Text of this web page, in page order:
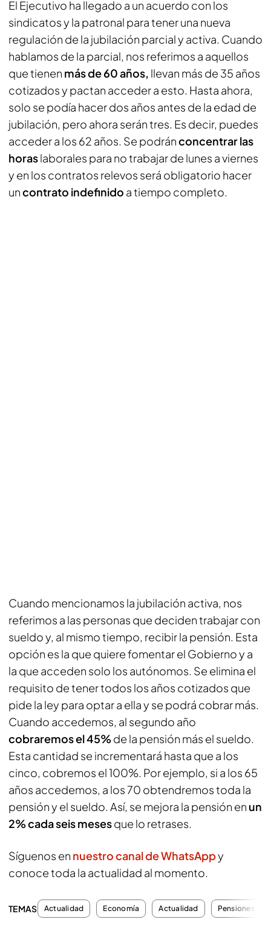
El Ejecutivo ha llegado a un acuerdo con los
sindicatos y la patronal para tener una nueva
regulación de la jubilación parcial y activa. Cuando
hablamos de la parcial, nos referimos a aquellos
que tienen más de 60 años, llevan más de 35 años
cotizados y pactan acceder a esto. Hasta ahora,
solo se podía hacer dos años antes de la edad de
jubilación, pero ahora serán tres. Es decir, puedes
acceder a los 62 años. Se podránconcentrar las
horaslaborales para no trabajar de lunes a viernes
y en los contratos relevos será obligatorio hacer
uncontrato indefinido a tiempo completo.
Cuando mencionamos la jubilación activa, nos
referimos a las personas que deciden trabajar con
sueldo y, al mismo tiempo, recibir la pensión. Esta
opción es la que quiere fomentar el Gobierno y a
la que acceden solo los autónomos. Se elimina el
requisito de tener todos los años cotizados que
pide la ley para optar a ella y se podrá cobrar más.
Cuando accedemos, al segundo año
cobraremos el 45%de la pensión más el sueldo.
Esta cantidad se incrementará hasta que a los
cinco, cobremos el 100%. Por ejemplo, si a los 65
años accedemos, a los 70 obtendremos toda la
pensión y el sueldo. Así, se mejora la pensión en un
2% cada seis mesesque lo retrases.
Síguenos en nuestro canal de WhatsAppy
conoce toda la actualidad al momento.
TEMAS Actualidad Economía Actualidad Pensiones